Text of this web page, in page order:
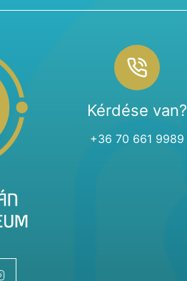
Kérdése van?
+36 70 661 9989